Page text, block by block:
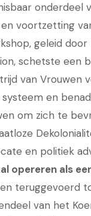
onderdeel
voortzetting
geleid door
schetste een
van Vrouwen
en
om zich te
en politiek
opereren als
teruggevoerd
van het